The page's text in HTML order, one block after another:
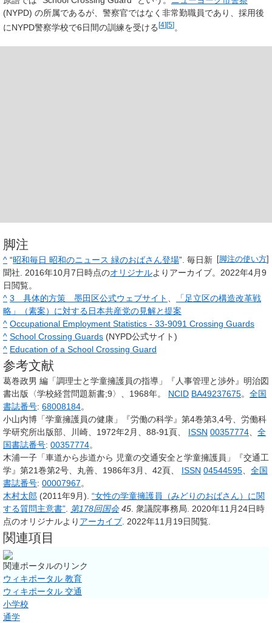
(NYPD) の所属であるが、警察官ではなく非常勤職員であり、採用後
にNYPD警察学校で6日間の訓練を受ける[4][5]。
脚注
[脚注の使い方]
^ “昭和毎日 昭和のニュース 緑のおばさん登場”. 毎日新
聞社. 2016年10月7日時点のオリジナルよりアーカイブ。2022年4月9
日閲覧。
^ 3 具体的方策 墨田区公式ウェブサイト
「足立区の構造改革戦
略」（素案）に対する日本共産党の見解と提案
^ Occupational Employment Statistics - 33-9091 Crossing Guards
^ School Crossing Guards (NYPD公式サイト)
^ Education of a School Crossing Guard
参考文献
葛巻政男 編「調理士と学童擁護員の指導」『人事管理と渉外』明治図
書出版〈学校経営問題新書;9〉、1968年。 NCID BA49237675。 全国
書誌番号: 68008184。
小山内博「学童擁護員の健康」『労働の科学』第4巻第3,4号、労働科
学研究所出版部、川崎、1972年2月、88-91頁、 ISSN 00357774
全
国書誌番号: 00357774。
木浦一子「車道から歩道から 児童の交通安全と学童擁護員」『交通工
学』第21巻第2号、丸善、1986年3月、42頁、 ISSN 04544595
全国
書誌番号: 00007967。
木村太郎 (2011年9月). “女性の学童擁護員（みどりのおばさん）に関
する質問主意書”
第178回国会45 . 衆議院事務局. 2020年11月24日時
点のオリジナルより アーカイブ . 2022年11月19日閲覧
関連項目
関連ポータルのリンク
ウィキポータル 教育
ウィキポータル 交通
小学校
通学